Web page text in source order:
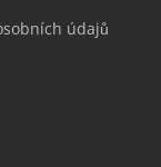
údajů